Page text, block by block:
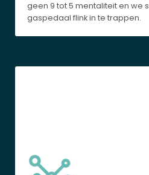
geen 9 tot 5 mentaliteit en we
gaspedaal flink in te trappen.